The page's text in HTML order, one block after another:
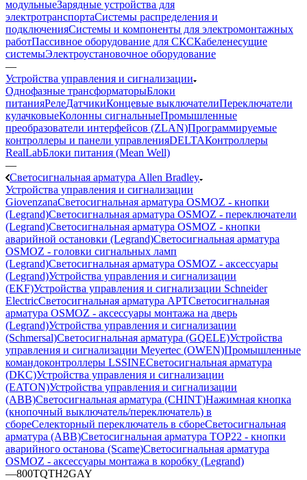
модульныеЗарядные устройства для
электротранспортаСистемы распределения и
подключенияСистемы и компоненты для электромонтажных
работПассивное оборудование для СКСКабеленесущие
системыЭлектроустановочное оборудование
—
Устройства управления и сигнализации
Однофазные трансформаторыБлоки
питанияРелеДатчикиКонцевые выключателиПереключатели
кулачковыеКолонны сигнальныеПромышленные
преобразователи интерфейсов (ZLAN)Программируемые
контроллеры и панели управленияDELTAКонтроллеры
RealLabБлоки питания (Mean Well)
—
Светосигнальная арматура Allen Bradley
Устройства управления и сигнализации
GiovenzanaСветосигнальная арматура OSMOZ - кнопки
(Legrand)Светосигнальная арматура OSMOZ - переключатели
(Legrand)Светосигнальная арматура OSMOZ - кнопки
аварийной остановки (Legrand)Светосигнальная арматура
OSMOZ - головки сигнальных ламп
(Legrand)Светосигнальная арматура OSMOZ - аксессуары
(Legrand)Устройства управления и сигнализации
(EKF)Устройства управления и сигнализации Schneider
ElectricСветосигнальная арматура APTСветосигнальная
арматура OSMOZ - аксессуары монтажа на дверь
(Legrand)Устройства управления и сигнализации
(Schmersal)Светосигнальная арматура (GQELE)Устройства
управления и сигнализации Meyertec (OWEN)Промышленные
командоконтроллеры LSSINEСветосигнальная арматура
(DKC)Устройства управления и сигнализации
(EATON)Устройства управления и сигнализации
(ABB)Светосигнальная арматура (CHINT)Нажимная кнопка
(кнопочный выключатель/переключатель) в
сбореСелекторный переключатель в сбореСветосигнальная
арматура (ABB)Светосигнальная арматура TOP22 - кнопки
аварийного останова (Scame)Светосигнальная арматура
OSMOZ - аксессуары монтажа в коробку (Legrand)
—800TQTH2GAY